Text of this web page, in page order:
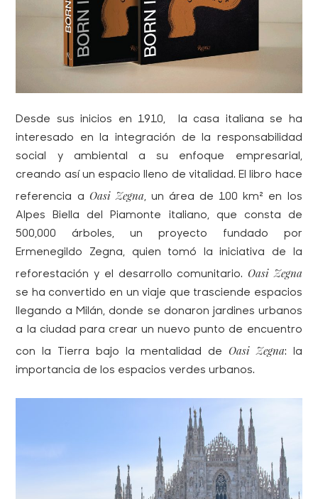
Desde sus inicios en 1910, la casa italiana se ha
interesado en la integración de la responsabilidad
social y ambiental a su enfoque empresarial,
creando así un espacio lleno de vitalidad. El libro hace
referencia a Oasi Zegna, un área de 100 km² en los
Alpes Biella del Piamonte italiano, que consta de
500,000 árboles, un proyecto fundado por
Ermenegildo Zegna, quien tomó la iniciativa de la
reforestación y el desarrollo comunitario. Oasi Zegna
se ha convertido en un viaje que trasciende espacios
llegando a Milán, donde se donaron jardines urbanos
a la ciudad para crear un nuevo punto de encuentro
con la Tierra bajo la mentalidad de Oasi Zegna: la
importancia de los espacios verdes urbanos.